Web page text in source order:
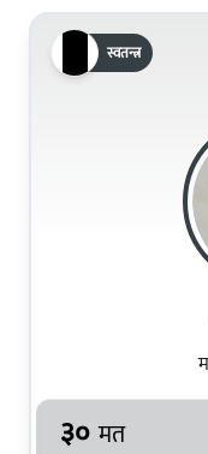
स्वतन्त्र
३० मत